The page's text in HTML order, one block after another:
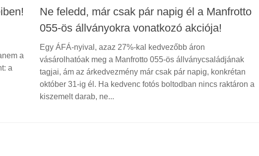
a
a
Ne feledd, már csak pár napig él a Manfrotto
055-ös állványokra vonatkozó akciója!
Egy ÁFÁ-nyival, azaz 27%-kal kedvezőbb áron
vásárolhatóak meg a Manfrotto 055-ös állványcsaládjának
tagjai, ám az árkedvezmény már csak pár napig, konkrétan
október 31-ig él. Ha kedvenc fotós boltodban nincs raktáron a
kiszemelt darab, ne...